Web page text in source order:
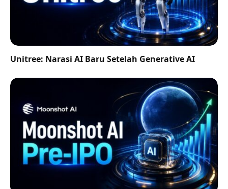
Unitree: Narasi AI Baru Setelah Generative AI